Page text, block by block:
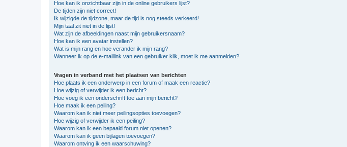
Hoe kan ik onzichtbaar zijn in de online gebruikers lijst?
De tijden zijn niet correct!
Ik wijzigde de tijdzone, maar de tijd is nog steeds verkeerd!
Mijn taal zit niet in de lijst!
Wat zijn de afbeeldingen naast mijn gebruikersnaam?
Hoe kan ik een avatar instellen?
Wat is mijn rang en hoe verander ik mijn rang?
Wanneer ik op de e-maillink van een gebruiker klik, moet ik me aanmelden?
Vragen in verband met het plaatsen van berichten
Hoe plaats ik een onderwerp in een forum of maak een reactie?
Hoe wijzig of verwijder ik een bericht?
Hoe voeg ik een onderschrift toe aan mijn bericht?
Hoe maak ik een peiling?
Waarom kan ik niet meer peilingsopties toevoegen?
Hoe wijzig of verwijder ik een peiling?
Waarom kan ik een bepaald forum niet openen?
Waarom kan ik geen bijlagen toevoegen?
Waarom ontving ik een waarschuwing?